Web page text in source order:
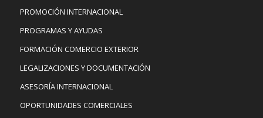
PROMOCIÓN INTERNACIONAL
PROGRAMAS Y AYUDAS
FORMACIÓN COMERCIO EXTERIOR
LEGALIZACIONES Y DOCUMENTACIÓN
ASESORÍA INTERNACIONAL
OPORTUNIDADES COMERCIALES